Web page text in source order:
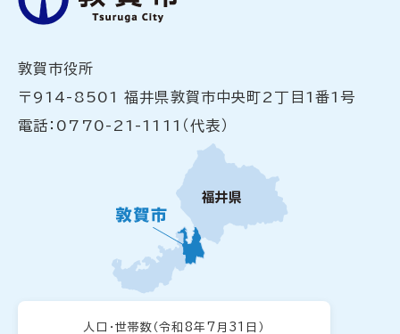
敦賀市役所
〒914-8501 福井県敦賀市中央町2丁目1番1号
電話：0770-21-1111（代表）
人口・世帯数 （令和8年7月31日）